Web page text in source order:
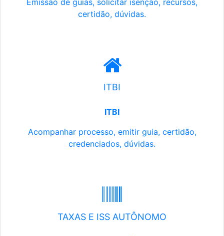
Emissão de guias, solicitar isenção, recursos,
certidão, dúvidas.
ITBI
ITBI
Acompanhar processo, emitir guia, certidão,
credenciados, dúvidas.
TAXAS E ISS AUTÔNOMO